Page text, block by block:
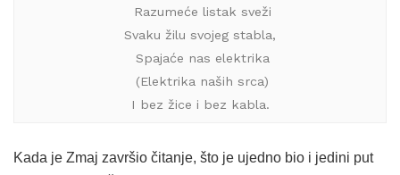
Razumeće listak sveži
Svaku žilu svojeg stabla,
Spajaće nas elektrika
(Elektrika naših srca)
I bez žice i bez kabla.
Kada je Zmaj završio čitanje, što je ujedno bio i jedini put